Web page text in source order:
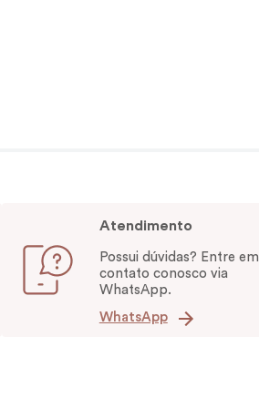
Atendimento
Possui dúvidas? Entre em
contato conosco via
WhatsApp.
WhatsApp